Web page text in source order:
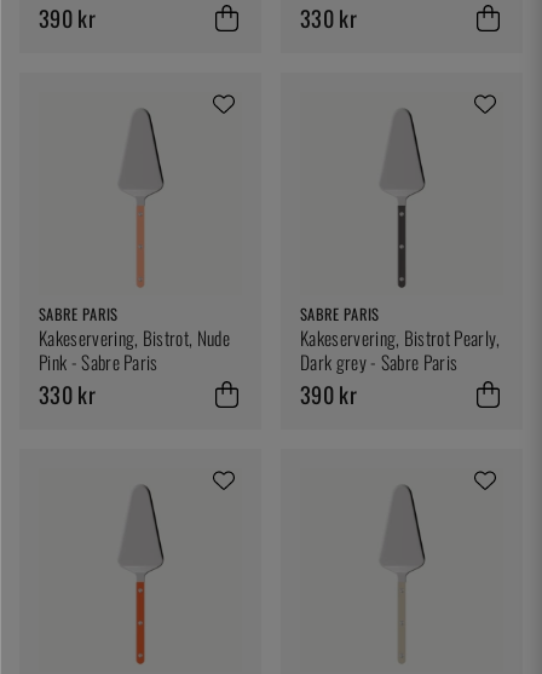
390 kr 330 kr
SABRE PARIS
Kakeservering, Bistrot, Nude
Pink - Sabre Paris
330 kr
SABRE PARIS
Kakeservering, Bistrot Pearly,
Dark grey - Sabre Paris
390 kr